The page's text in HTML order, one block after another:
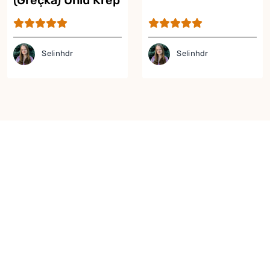
Tarifi
Selinhdr Selinhdr